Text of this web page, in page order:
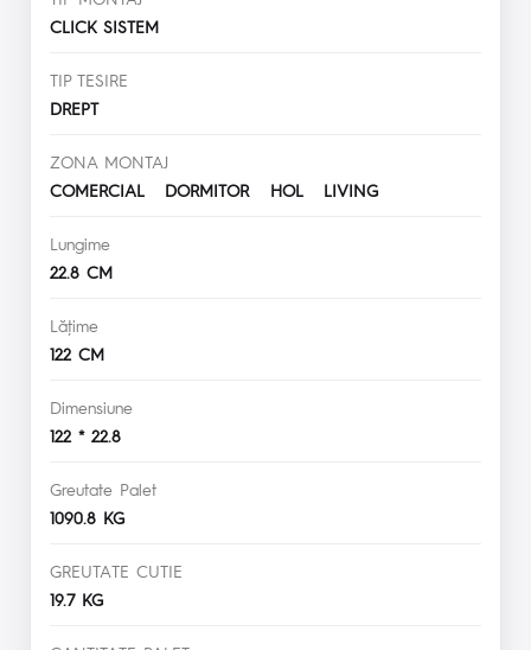
CLICK SISTEM
TIP TESIRE
DREPT
ZONA MONTAJ
COMERCIAL DORMITOR HOL LIVING
Lungime
22.8 CM
Lăţime
122 CM
Dimensiune
122 * 22.8
Greutate Palet
1090.8 KG
GREUTATE CUTIE
19.7 KG